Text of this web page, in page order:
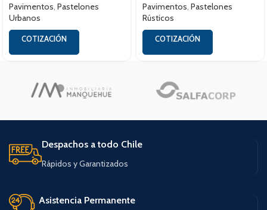
Pavimentos, Pastelones
Urbanos
COTIZACIÓN
Pavimentos, Pastelones
Rústicos
COTIZACIÓN
Despachos a todo Chile
Rápidos y Garantizados
Asistencia Permanente